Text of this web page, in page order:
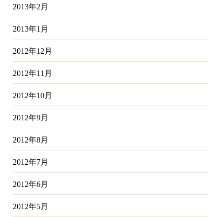
2013年2月
2013年1月
2012年12月
2012年11月
2012年10月
2012年9月
2012年8月
2012年7月
2012年6月
2012年5月